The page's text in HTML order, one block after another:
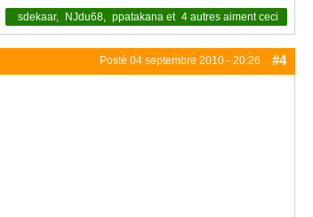
sdekaar, NJdu68, ppatakana et 4 autres aiment ceci
Posté 04 septembre 2010 - 20:26 #4